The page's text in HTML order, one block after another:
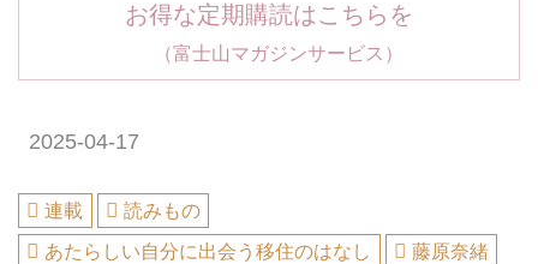
お得な定期購読はこちらを
（富士山マガジンサービス）
2025-04-17
連載
読みもの
あたらしい自分に出会う移住のはなし
藤原奈緒